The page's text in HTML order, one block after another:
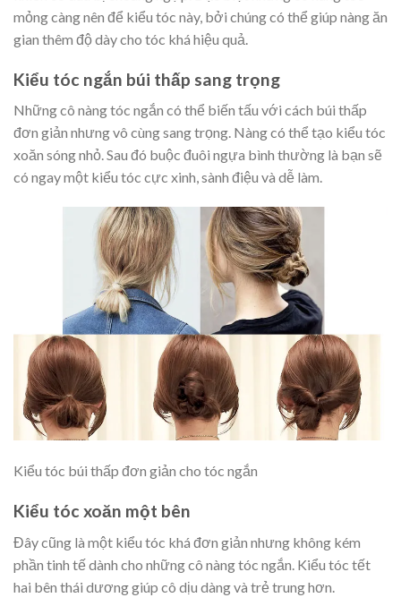
mỏng càng nên để kiểu tóc này, bởi chúng có thể giúp nàng ăn
gian thêm độ dày cho tóc khá hiệu quả.
Kiểu tóc ngắn búi thấp sang trọng
Những cô nàng tóc ngắn có thể biến tấu với cách búi thấp
đơn giản nhưng vô cùng sang trọng. Nàng có thể tạo kiểu tóc
xoăn sóng nhỏ. Sau đó buộc đuôi ngựa bình thường là bạn sẽ
có ngay một kiểu tóc cực xinh, sành điệu và dễ làm.
Kiểu tóc búi thấp đơn giản cho tóc ngắn
Kiểu tóc xoăn một bên
Đây cũng là một kiểu tóc khá đơn giản nhưng không kém
phần tinh tế dành cho những cô nàng tóc ngắn. Kiểu tóc tết
hai bên thái dương giúp cô dịu dàng và trẻ trung hơn.